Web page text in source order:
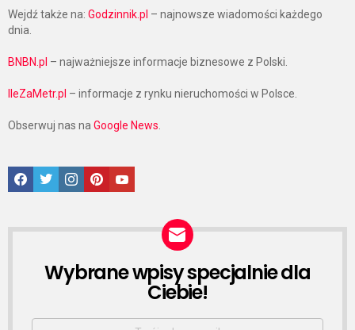
Wejdź także na: Godzinnik.pl – najnowsze wiadomości każdego
dnia.
BNBN.pl – najważniejsze informacje biznesowe z Polski.
IleZaMetr.pl – informacje z rynku nieruchomości w Polsce.
Obserwuj nas na Google News
Facebook
TwitterInstagramPinterestGoogle News
NEWSLETTER
Wybrane wpisy specjalnie dla
Ciebie!
Email